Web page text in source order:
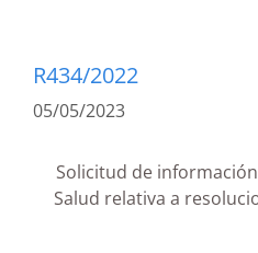
R434/2022
05/05/2023
Solicitud de
Salud relativa a